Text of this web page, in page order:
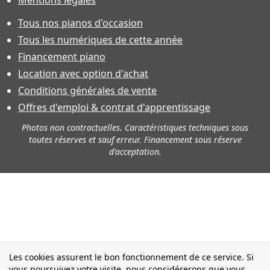
Les cookies assurent le bon fonctionnement de ce service. Si
Tous nos pianos d'occasion
Tous les numériques de cette année
Financement piano
Location avec option d'achat
Conditions générales de vente
Offres d'emploi & contrat d'apprentissage
Photos non contractuelles. Caractéristiques techniques sous
toutes réserves et sauf erreur. Financement sous réserve
d'acceptation.